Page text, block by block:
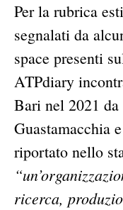
Per la rubrica
segnalati da
space presenti
ATPdiary
Bari nel 2021
Guastamacchia
riportato nello
ricerca,